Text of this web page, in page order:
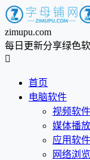
zimupu.com
每日更新分享绿色

首页
电脑软件
视频软件
媒体播放
应用软件
网络浏览